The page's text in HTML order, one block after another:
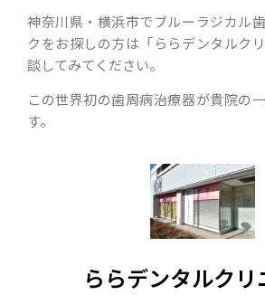
神奈川県・横浜市でブルーラジカル
クをお探しの方は「ららデンタルク
談してみてください。
この世界初の歯周病治療器が貴院の
す。
ららデンタルクリ